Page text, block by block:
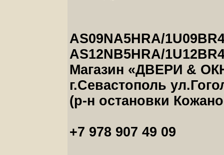
AS09NA5HRA/
AS12NB5HRA/
Магазин «ДВЕРИ &
г.Севастополь
(р-н остановки
+7 978 907 49 09